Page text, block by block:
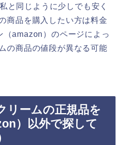
と同じように少しでも安く
商品を購入したい方は料金
（amazon）のページによっ
の商品の値段が異なる可能
リームの正規品を
）以外で探して